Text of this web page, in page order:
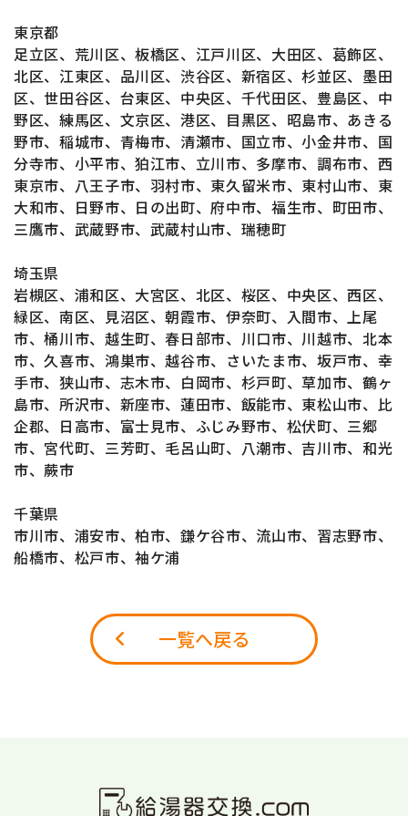
東京都
足立区、荒川区、板橋区、江戸川区、大田区、葛飾区、
北区、江東区、品川区、渋谷区、新宿区、杉並区、墨田
区、世田谷区、台東区、中央区、千代田区、豊島区、中
野区、練馬区、文京区、港区、目黒区、昭島市、あきる
野市、稲城市、青梅市、清瀬市、国立市、小金井市、国
分寺市、小平市、狛江市、立川市、多摩市、調布市、西
東京市、八王子市、羽村市、東久留米市、東村山市、東
大和市、日野市、日の出町、府中市、福生市、町田市、
三鷹市、武蔵野市、武蔵村山市、瑞穂町
埼玉県
岩槻区、浦和区、大宮区、北区、桜区、中央区、西区、
緑区、南区、見沼区、朝霞市、伊奈町、入間市、上尾
市、桶川市、越生町、春日部市、川口市、川越市、北本
市、久喜市、鴻巣市、越谷市、さいたま市、坂戸市、幸
手市、狭山市、志木市、白岡市、杉戸町、草加市、鶴ヶ
島市、所沢市、新座市、蓮田市、飯能市、東松山市、比
企郡、日高市、富士見市、ふじみ野市、松伏町、三郷
市、宮代町、三芳町、毛呂山町、八潮市、吉川市、和光
市、蕨市
千葉県
市川市、浦安市、柏市、鎌ケ谷市、流山市、習志野市、
船橋市、松戸市、袖ケ浦
一覧へ戻る